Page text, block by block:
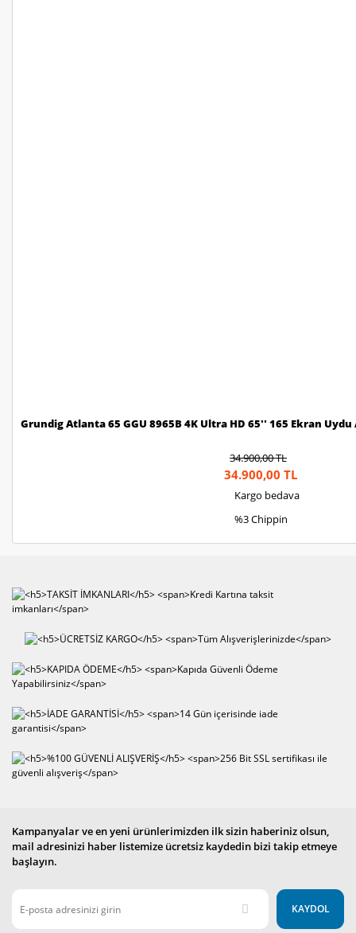
Grundig Atlanta 65 GGU 8965B 4K Ultra HD 65'' 165 Ekran Uydu
34.900,00 TL
34.900,00 TL
Kargo bedava
%3 Chippin
Kampanyalar ve en yeni ürünlerimizden ilk sizin haberiniz olsun,
mail adresinizi haber listemize ücretsiz kaydedin bizi takip etmeye
başlayın.
KAYDOL